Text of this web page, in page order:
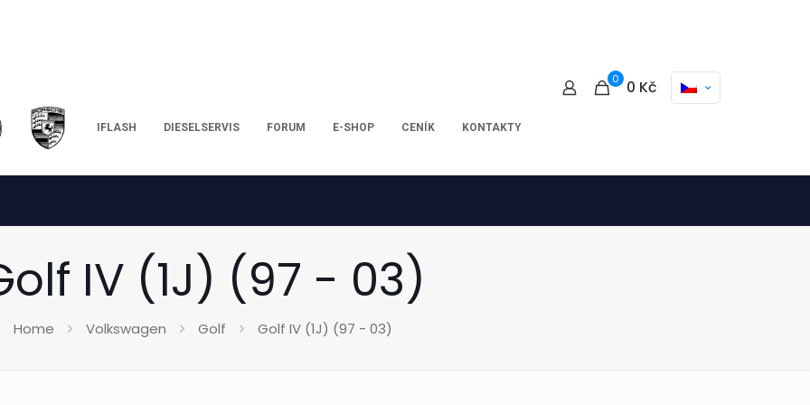
IFLASH DIESELSERVIS FORUM E-SHOP CENÍK KONTAKTY
0 0 Kč
IV (1J) (97 - 03)
Home Volkswagen Golf Golf IV (1J) (97 - 03)